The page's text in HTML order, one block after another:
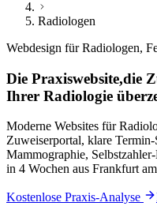
Radiologen
Webdesign für Radiologen,
Die Praxiswebsite,die
Ihrer Radiologie
Moderne Websites für
Zuweiserportal, klare
Mammographie,
in 4 Wochen aus Frankfurt
Kostenlose Praxis-Analyse